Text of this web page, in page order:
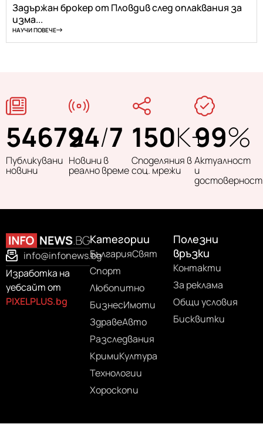
Задържан брокер от Пловдив след оплаквания за
изма...
НАУЧИ ПОВЕЧЕ
54679
Публикувани
новини
24/7
Новини в
реално време
150K+
Споделяния в
соц. мрежи
99%
Актуалност
и
достоверност
info@infonews.bg
Изработка на
уебсайт от
PIXELPLUS.bg
Категории
БългарияСвят
Спорт
Любопитно
БизнесИмоти
ЗдравеАвто
Разследвания
КримиКултура
Технологии
Хороскопи
Полезни
връзки
Контакти
За реклама
Общи условия
Бисквитки